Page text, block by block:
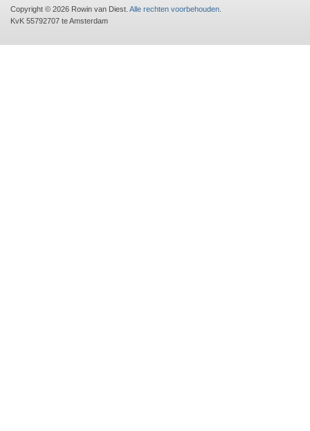
Copyright © 2026 Rowin van Diest. Alle rechten voorbehouden
KvK 55792707 te Amsterdam